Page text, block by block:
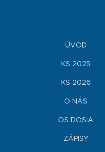
ÚVOD
KS 2025
KS 2026
O NÁS
OS DOSIA
ZÁPISY